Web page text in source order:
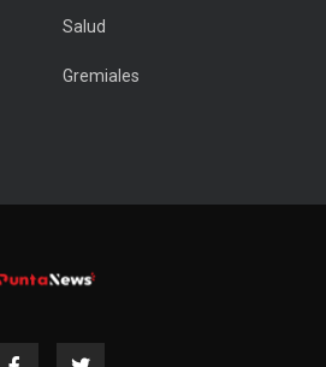
Salud
Gremiales